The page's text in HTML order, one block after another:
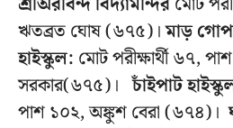
ঋতব্রত ঘোষ (৬৭৫)।মাড়
হাইস্কুল: মোট পরীক্ষার্থী ৬৭,
সরকার(৬৭৫)।চাঁইপাট
পাশ ১০২, অঙ্কুশ বেরা (৬৭৪)।